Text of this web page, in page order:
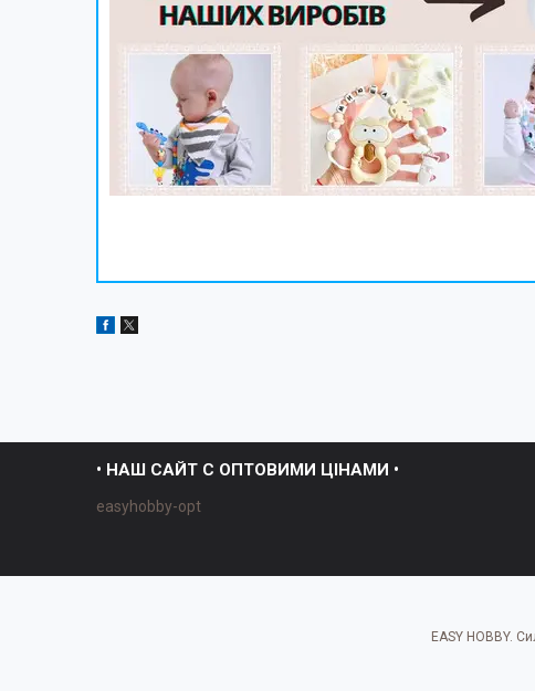
• НАШ САЙТ С ОПТОВИМИ ЦІНАМИ •
easyhobby-opt